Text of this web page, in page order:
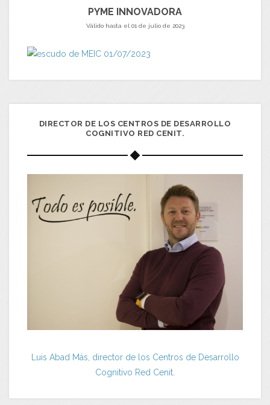
PYME INNOVADORA
Válido hasta el 01 de julio de 2023
DIRECTOR DE LOS CENTROS DE DESARROLLO
COGNITIVO RED CENIT.
Luis Abad Más, director de los Centros de Desarrollo
Cognitivo Red Cenit.